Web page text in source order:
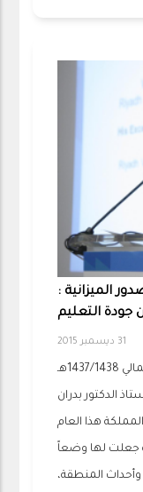
الميزانية :
التعليم
31 ديسمبر 2015
بمناسبة صدور ميزانية المملكة للعام المالي 1437/1438هـ
الدكتور بدران
هذا العام
جعلت لها وضعاً
وأحداث المنطقة،